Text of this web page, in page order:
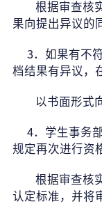
根据审查核
果向提出异议的
3．如果有不
档结果有异议，
以书面形式
4．学生事务
规定再次进行资
根据审查核
认定标准，并将